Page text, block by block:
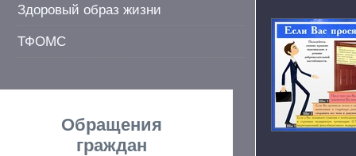
Здоровый образ жизни
ТФОМС
Обращения
граждан